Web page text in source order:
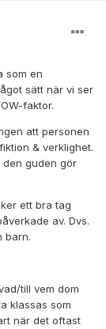
som en
sätt när vi ser
faktor.
att personen
& verklighet.
den guden gör
ett bra tag
av. Dvs.
barn.
till vem dom
klassas som
när det oftast